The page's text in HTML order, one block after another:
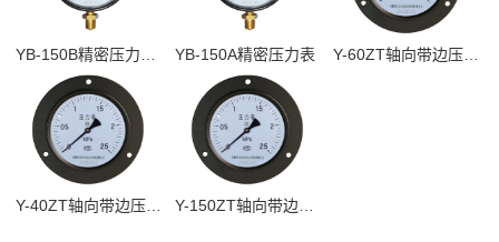
YB-150A精密压力表
Y-40ZT轴向带边压力表 Y-150ZT轴向带边普通压力表